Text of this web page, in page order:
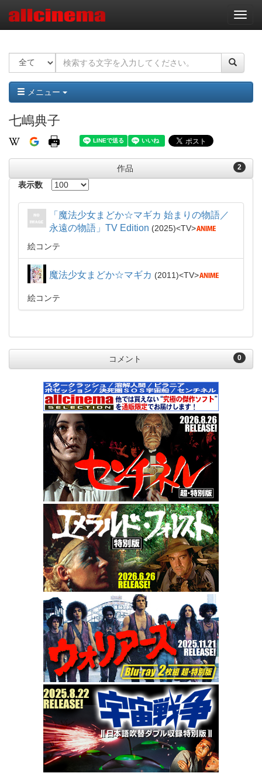
ナ
ビ
ー
ョ
ン
メニュー
七嶋典子
2
作品
表示数
「魔法少女まどか☆マギカ 始まりの物語／
永遠の物語」TV Edition
2025
TV
絵コンテ
魔法少女まどか☆マギカ 2011 TV
絵コンテ
0
コメント